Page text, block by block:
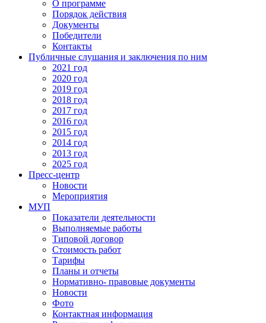
О программе
Порядок действия
Документы
Победители
Контакты
Публичные слушания и заключения по ним
2021 год
2020 год
2019 год
2018 год
2017 год
2016 год
2015 год
2014 год
2013 год
2025 год
Пресс-центр
Новости
Мероприятия
МУП
Показатели деятельности
Выполняемые работы
Типовой договор
Стоимость работ
Тарифы
Планы и отчеты
Нормативно- правовые документы
Новости
Фото
Контактная информация